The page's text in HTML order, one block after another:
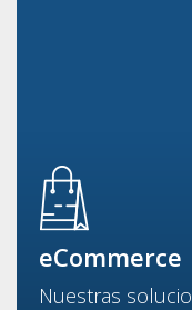
eCommerce
Nuestras